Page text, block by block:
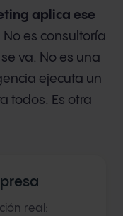
aplica ese
No es consultoría
va. No es una
ejecuta un
todos. Es otra
real: